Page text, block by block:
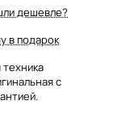
дешевле?
в подарок
техника
с